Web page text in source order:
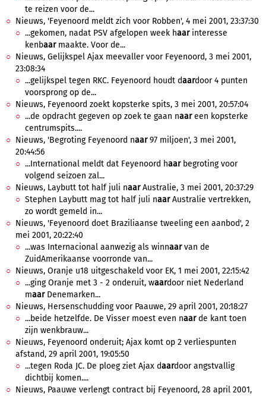
te reizen voor de...
Nieuws, 'Feyenoord meldt zich voor Robben', 4 mei 2001, 23:37:30
...gekomen, nadat PSV afgelopen week haarinteresse
kenbaarmaakte. Voor de...
Nieuws, Gelijkspel Ajax meevaller voor Feyenoord, 3 mei 2001,
23:08:34
...gelijkspel tegen RKC. Feyenoord houdt daardoor 4 punten
voorsprong op de...
Nieuws, Feyenoord zoekt kopsterke spits, 3 mei 2001, 20:57:04
...de opdracht gegeven op zoek te gaan naareen kopsterke
centrumspits....
Nieuws, 'Begroting Feyenoord naar97 miljoen', 3 mei 2001,
20:44:56
...International meldt dat Feyenoord haarbegroting voor
volgend seizoen zal...
Nieuws, Laybutt tot half juli naarAustralie, 3 mei 2001, 20:37:29
Stephen Laybutt mag tot half juli naarAustralie vertrekken,
zo wordt gemeld in...
Nieuws, 'Feyenoord doet Braziliaanse tweeling een aanbod', 2
mei 2001, 20:22:40
...was Internacional aanwezig als winnaarvan de
ZuidAmerikaanse voorronde van...
Nieuws, Oranje u18 uitgeschakeld voor EK, 1 mei 2001, 22:15:42
...ging Oranje met 3 - 2 onderuit, waardoor niet Nederland
maarDenemarken...
Nieuws, Hersenschudding voor Paauwe, 29 april 2001, 20:18:27
...beide hetzelfde. De Visser moest even naarde kant toen
zijn wenkbrauw...
Nieuws, Feyenoord onderuit; Ajax komt op 2 verliespunten
afstand, 29 april 2001, 19:05:50
...tegen Roda JC. De ploeg ziet Ajax daardoor angstvallig
dichtbij komen....
Nieuws, Paauwe verlengt contract bij Feyenoord, 28 april 2001,